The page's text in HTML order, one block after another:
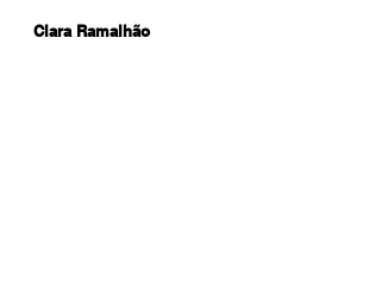
Clara Ramalhão